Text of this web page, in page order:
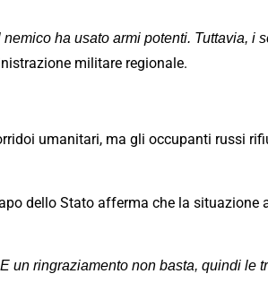
ha usato armi potenti. Tuttavia, i
militare regionale.
umanitari, ma gli occupanti russi
dello Stato afferma che la situazione
un ringraziamento non basta, quindi le